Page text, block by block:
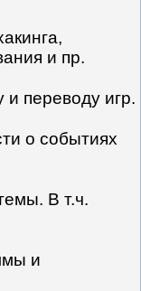
и пр.
и переводу игр.
о событиях
В т.ч.
и